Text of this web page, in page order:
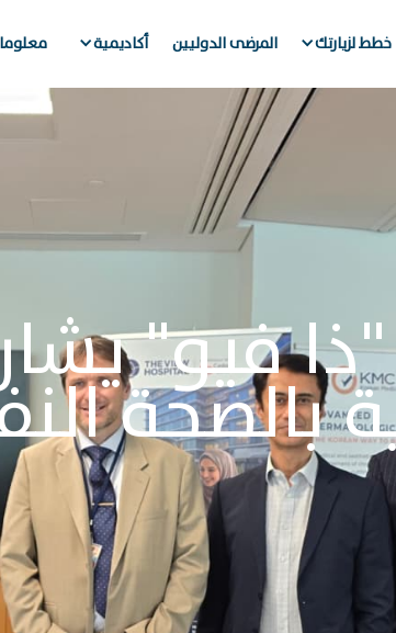
خطط لزيارتك المرضى الدوليين أكاديمية
فيو"
بالصحة